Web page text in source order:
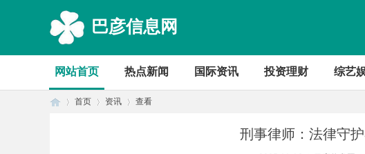
巴彦信息网
网站首页 热点新闻 国际资讯 投资理财 综艺
首页 资讯 查看
刑事律师：法律守